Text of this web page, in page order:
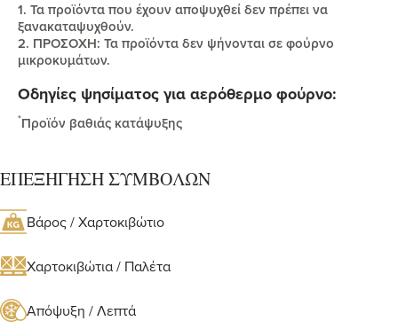
1. Τα προϊόντα που έχουν αποψυχθεί δεν πρέπει να
ξανακαταψυχθούν.
2. ΠΡΟΣΟΧΗ: Τα προϊόντα δεν ψήνονται σε φούρνο
μικροκυμάτων.
Οδηγίες ψησίματος για αερόθερμο φούρνο:
*Προϊόν βαθιάς κατάψυξης
ΕΠΕΞΗΓΗΣΗ ΣΥΜΒΟΛΩΝ
Βάρος / Χαρτοκιβώτιο
Χαρτοκιβώτια / Παλέτα
Απόψυξη / Λεπτά